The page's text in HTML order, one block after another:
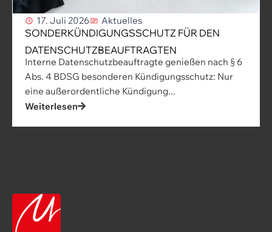
17. Juli 2026 Aktuelles
SONDERKÜNDIGUNGSSCHUTZ FÜR DEN
DATENSCHUTZBEAUFTRAGTEN
Interne Datenschutzbeauftragte genießen nach § 6
Abs. 4 BDSG besonderen Kündigungsschutz: Nur
eine außerordentliche Kündigung...
Weiterlesen